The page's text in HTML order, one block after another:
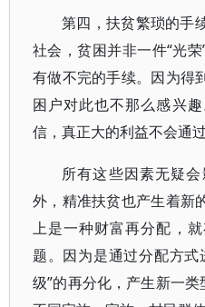
第四，扶贫繁琐的手
社会，贫困并非一件“光
有做不完的手续。因为得
困户对此也不那么感兴
信，真正大的利益不会通
所有这些因素无疑
外，精准扶贫也产生着新
上是一种财富再分配，
题。因为是通过分配方式
级”的再分化，产生新一